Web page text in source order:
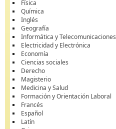
Física
Química
Inglés
Geografía
Informática y Telecomunicaciones
Electricidad y Electrónica
Economía
Ciencias sociales
Derecho
Magisterio
Medicina y Salud
Formación y Orientación Laboral
Francés
Español
Latín